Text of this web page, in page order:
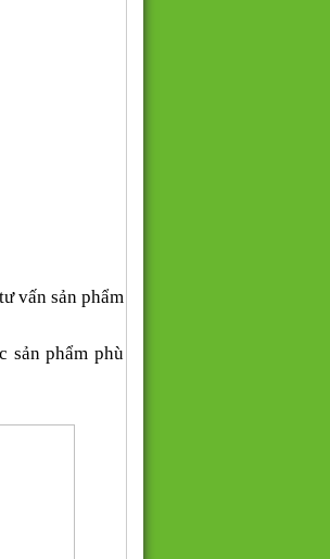
vấn sản phẩm
sản phẩm phù